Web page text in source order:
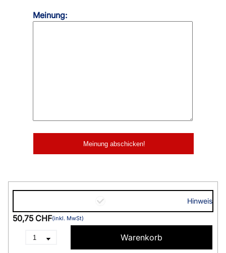
Meinung:
Hinweis
50,75 CHF(inkl. MwSt)
Warenkorb